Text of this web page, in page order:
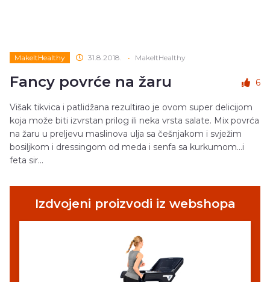
MakeItHealthy 31.8.2018. • MakeItHealthy
Fancy povrće na žaru 6
Višak tikvica i patlidžana rezultirao je ovom super delicijom
koja može biti izvrstan prilog ili neka vrsta salate. Mix povrća
na žaru u preljevu maslinova ulja sa češnjakom i svježim
bosiljkom i dressingom od meda i senfa sa kurkumom...i
feta sir...
Izdvojeni proizvodi iz webshopa